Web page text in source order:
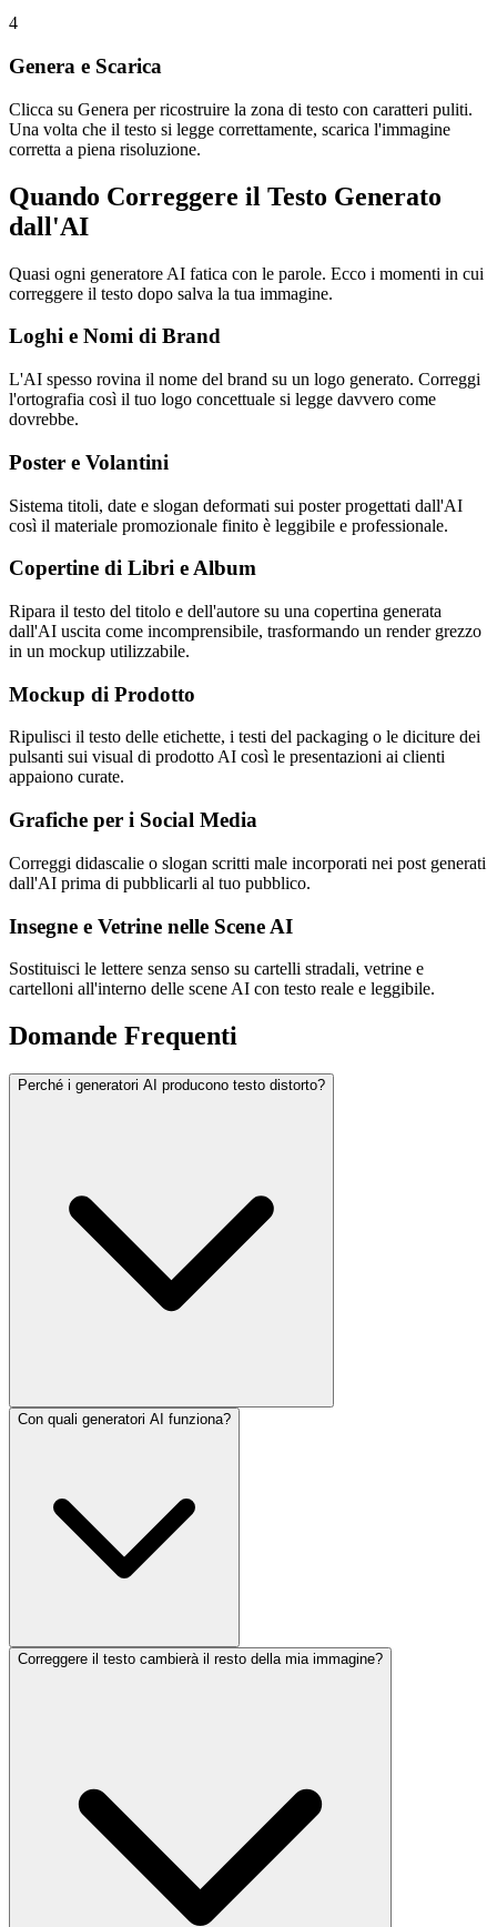
4
Genera e Scarica
Clicca su Genera per ricostruire la zona di testo con caratteri puliti.
Una volta che il testo si legge correttamente, scarica l'immagine
corretta a piena risoluzione.
Quando Correggere il Testo Generato
dall'AI
Quasi ogni generatore AI fatica con le parole. Ecco i momenti in cui
correggere il testo dopo salva la tua immagine.
Loghi e Nomi di Brand
L'AI spesso rovina il nome del brand su un logo generato. Correggi
l'ortografia così il tuo logo concettuale si legge davvero come
dovrebbe.
Poster e Volantini
Sistema titoli, date e slogan deformati sui poster progettati dall'AI
così il materiale promozionale finito è leggibile e professionale.
Copertine di Libri e Album
Ripara il testo del titolo e dell'autore su una copertina generata
dall'AI uscita come incomprensibile, trasformando un render grezzo
in un mockup utilizzabile.
Mockup di Prodotto
Ripulisci il testo delle etichette, i testi del packaging o le diciture dei
pulsanti sui visual di prodotto AI così le presentazioni ai clienti
appaiono curate.
Grafiche per i Social Media
Correggi didascalie o slogan scritti male incorporati nei post generati
dall'AI prima di pubblicarli al tuo pubblico.
Insegne e Vetrine nelle Scene AI
Sostituisci le lettere senza senso su cartelli stradali, vetrine e
cartelloni all'interno delle scene AI con testo reale e leggibile.
Domande Frequenti
Perché i generatori AI producono testo distorto?
Con quali generatori AI funziona?
Correggere il testo cambierà il resto della mia immagine?